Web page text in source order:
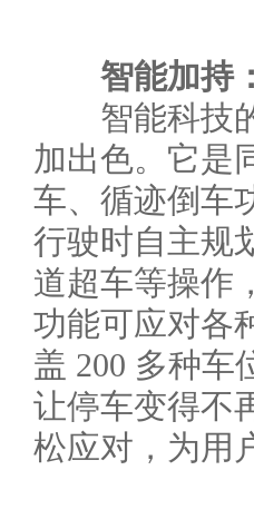
智能加持
智能科技的
加出色。它是
车、循迹倒车
行驶时自主规
道超车等操作
功能可应对各
盖 200 多种车
让停车变得不
松应对，为用